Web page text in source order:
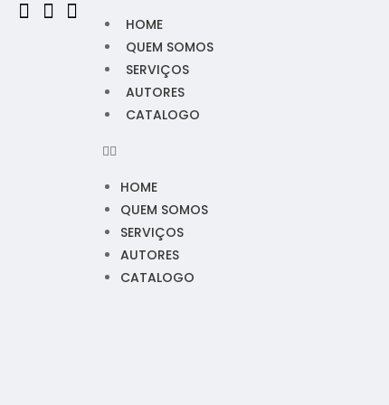
HOME
QUEM SOMOS
SERVIÇOS
AUTORES
CATALOGO
HOME
QUEM SOMOS
SERVIÇOS
AUTORES
CATALOGO